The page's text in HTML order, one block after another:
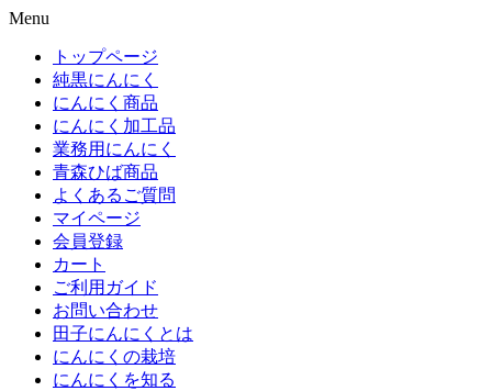
Menu
トップページ
純黒にんにく
にんにく商品
にんにく加工品
業務用にんにく
青森ひば商品
よくあるご質問
マイページ
会員登録
カート
ご利用ガイド
お問い合わせ
田子にんにくとは
にんにくの栽培
にんにくを知る